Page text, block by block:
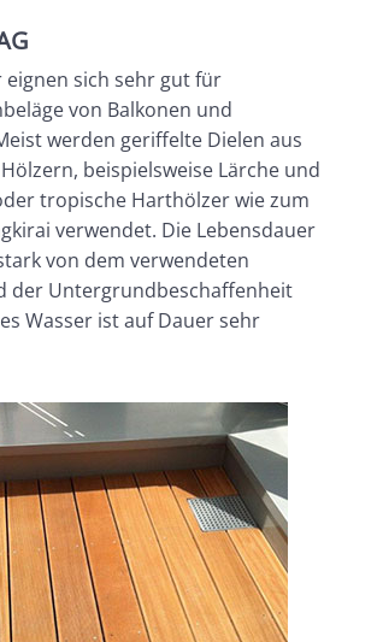
eignen sich sehr gut für
von Balkonen und
werden geriffelte Dielen aus
beispielsweise Lärche und
tropische Harthölzer wie zum
verwendet. Die Lebensdauer
von dem verwendeten
der Untergrundbeschaffenheit
Wasser ist auf Dauer sehr